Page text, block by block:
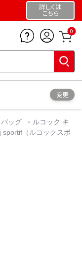
詳しくは
こちら
0
変更
ッグ
ルコック キ
sportif（ルコックスポ